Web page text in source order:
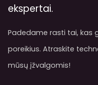
ekspertai.
Padedame rasti tai, kas
poreikius. Atraskite
mūsų įžvalgomis!